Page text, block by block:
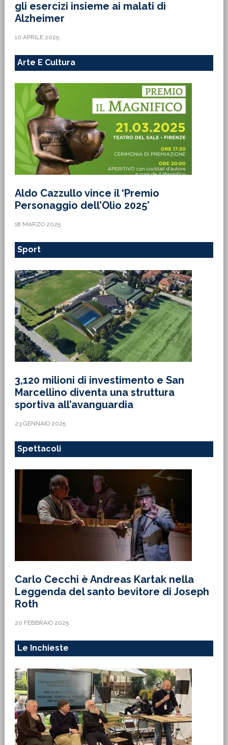
gli esercizi insieme ai malati di
Alzheimer
10 APRILE 2025
Arte E Cultura
Aldo Cazzullo vince il ‘Premio
Personaggio dell’Olio 2025’
18 MARZO 2025
Sport
3,120 milioni di investimento e San
Marcellino diventa una struttura
sportiva all’avanguardia
23 GENNAIO 2025
Spettacoli
Carlo Cecchi è Andreas Kartak nella
Leggenda del santo bevitore di Joseph
Roth
20 FEBBRAIO 2025
Le Inchieste